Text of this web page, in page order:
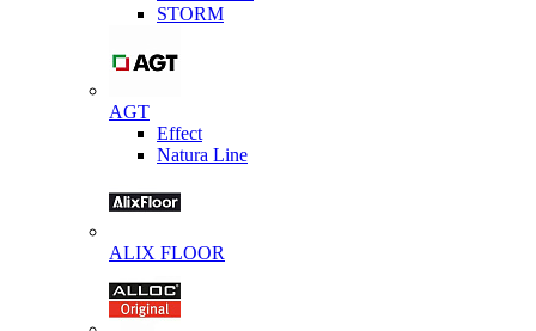
STORM
AGT
Effect
Natura Line
ALIX FLOOR